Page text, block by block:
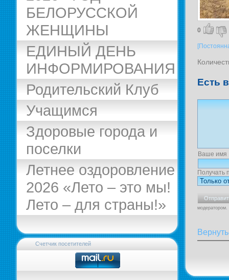
БЕЛОРУССКОЙ
ЖЕНЩИНЫ
ЕДИНЫЙ ДЕНЬ
ИНФОРМИРОВАНИЯ
Родительский Клуб
Учащимся
Здоровые города и
поселки
Летнее оздоровление
2026 «Лето – это мы!
Лето – для страны!»
Счетчик посетителей
0
Есть
Ваше имя
Получать
модератором.